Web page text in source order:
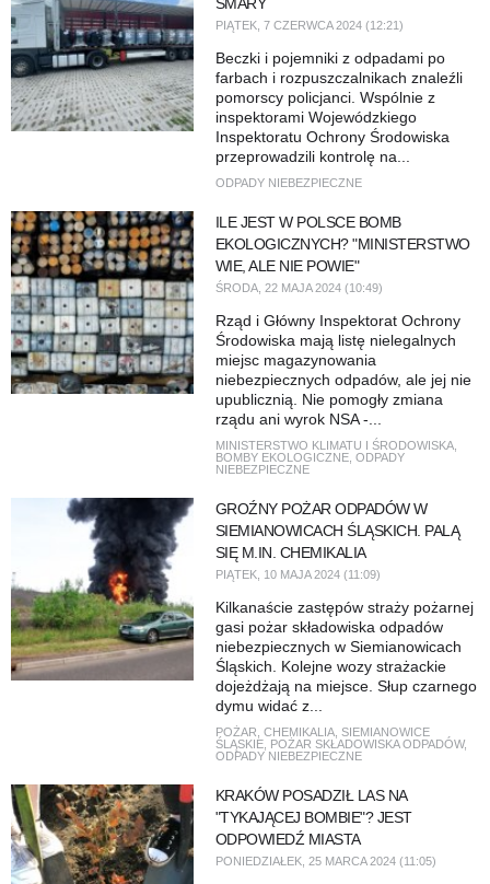
PIĄTEK, 7 CZERWCA 2024 (12:21)
Beczki i pojemniki z odpadami po
farbach i rozpuszczalnikach znaleźli
pomorscy policjanci. Wspólnie z
inspektorami Wojewódzkiego
Inspektoratu Ochrony Środowiska
przeprowadzili kontrolę na...
ODPADY NIEBEZPIECZNE
ILE JEST W POLSCE BOMB
EKOLOGICZNYCH? "MINISTERSTWO
WIE, ALE NIE POWIE"
ŚRODA, 22 MAJA 2024 (10:49)
Rząd i Główny Inspektorat Ochrony
Środowiska mają listę nielegalnych
miejsc magazynowania
niebezpiecznych odpadów, ale jej nie
upublicznią. Nie pomogły zmiana
rządu ani wyrok NSA -...
MINISTERSTWO KLIMATU I ŚRODOWISKA,
BOMBY EKOLOGICZNE, ODPADY
NIEBEZPIECZNE
GROŹNY POŻAR ODPADÓW W
SIEMIANOWICACH ŚLĄSKICH. PALĄ
SIĘ M.IN. CHEMIKALIA
PIĄTEK, 10 MAJA 2024 (11:09)
Kilkanaście zastępów straży pożarnej
gasi pożar składowiska odpadów
niebezpiecznych w Siemianowicach
Śląskich. Kolejne wozy strażackie
dojeżdżają na miejsce. Słup czarnego
dymu widać z...
POŻAR CHEMIKALIA, SIEMIANOWICE
ŚLĄSKIE, POŻAR SKŁADOWISKA ODPADÓW,
ODPADY NIEBEZPIECZNE
KRAKÓW POSADZIŁ LAS NA
"TYKAJĄCEJ BOMBIE"? JEST
ODPOWIEDŹ MIASTA
PONIEDZIAŁEK, 25 MARCA 2024 (11:05)